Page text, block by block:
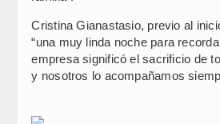
Cristina Gianastasio, previo al
“una muy linda noche para
empresa significó el sacrificio de
y nosotros lo acompañamos